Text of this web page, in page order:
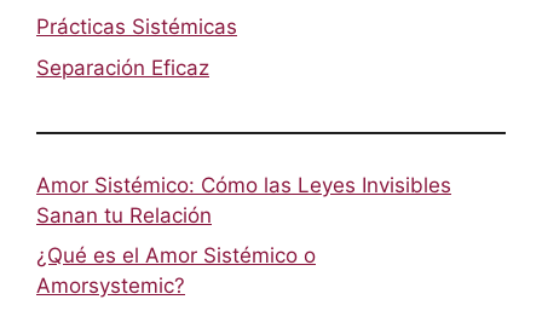
Prácticas Sistémicas
Separación Eficaz
Amor Sistémico: Cómo las Leyes Invisibles
Sanan tu Relación
¿Qué es el Amor Sistémico o
Amorsystemic?